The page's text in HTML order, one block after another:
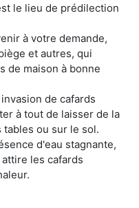
le lieu de prédilection
à votre demande,
et autres, qui
de maison à bonne
de cafards
à tout de laisser de la
ou sur le sol.
d'eau stagnante,
les cafards